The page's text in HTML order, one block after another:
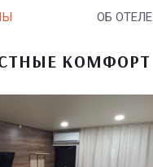
ОБ ОТЕЛЕ
КОМФОРТ